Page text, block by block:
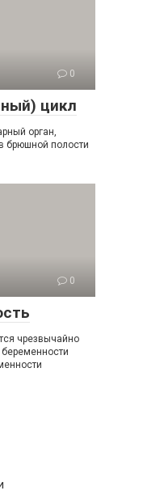
0
цикл
орган,
брюшной полости
0
чрезвычайно